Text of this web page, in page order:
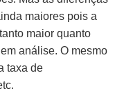
maiores pois a
maior quanto
análise. O mesmo
taxa de